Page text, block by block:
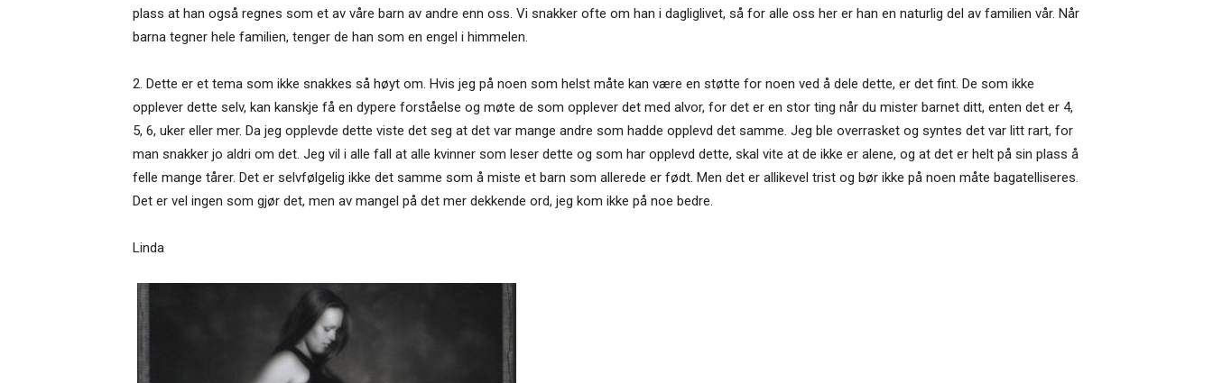
plass at han også regnes som et av våre barn av andre enn oss. Vi snakker ofte om han i dagliglivet, så for alle oss her er han en naturlig del av familien vår. Når
barna tegner hele familien, tenger de han som en engel i himmelen.
2. Dette er et tema som ikke snakkes så høyt om. Hvis jeg på noen som helst måte kan være en støtte for noen ved å dele dette, er det fint. De som ikke
opplever dette selv, kan kanskje få en dypere forståelse og møte de som opplever det med alvor, for det er en stor ting når du mister barnet ditt, enten det er 4,
5, 6, uker eller mer. Da jeg opplevde dette viste det seg at det var mange andre som hadde opplevd det samme. Jeg ble overrasket og syntes det var litt rart, for
man snakker jo aldri om det. Jeg vil i alle fall at alle kvinner som leser dette og som har opplevd dette, skal vite at de ikke er alene, og at det er helt på sin plass å
felle mange tårer. Det er selvfølgelig ikke det samme som å miste et barn som allerede er født. Men det er allikevel trist og bør ikke på noen måte bagatelliseres.
Det er vel ingen som gjør det, men av mangel på det mer dekkende ord, jeg kom ikke på noe bedre.
Linda